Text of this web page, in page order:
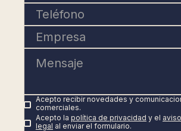
Acepto recibir novedades y
comerciales.
Acepto la política de privacidad y el aviso
legal al enviar el formulario.